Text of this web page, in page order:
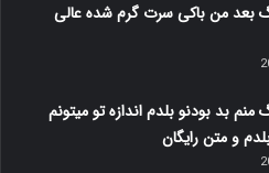
بعد من باکی سرت گرم شده عالی
منم بد بودنو بلدم اندازه تو میتونم
و متن رایگان